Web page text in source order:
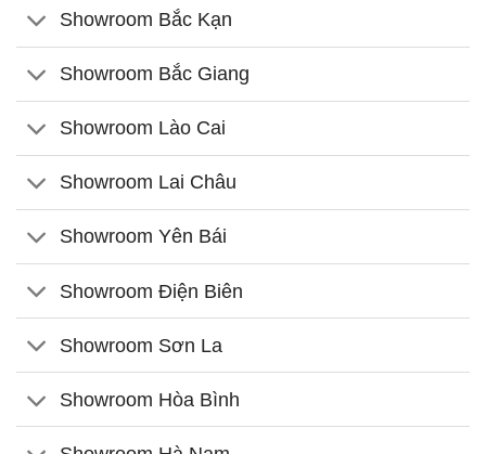
Showroom Bắc Kạn
Showroom Bắc Giang
Showroom Lào Cai
Showroom Lai Châu
Showroom Yên Bái
Showroom Điện Biên
Showroom Sơn La
Showroom Hòa Bình